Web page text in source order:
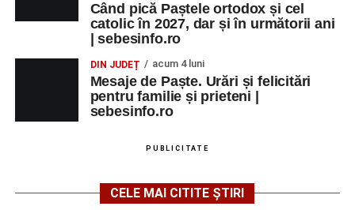
Când pică Paștele ortodox și cel
catolic în 2027, dar și în următorii ani
| sebesinfo.ro
DIN JUDEȚ acum 4 luni
Mesaje de Paște. Urări și felicitări
pentru familie și prieteni |
sebesinfo.ro
PUBLICITATE
CELE MAI CITITE ȘTIRI